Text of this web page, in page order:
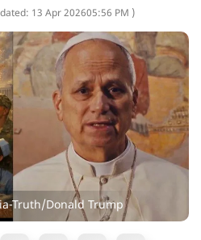
13 Apr 202605:56 PM )
Truth/Donald Trump